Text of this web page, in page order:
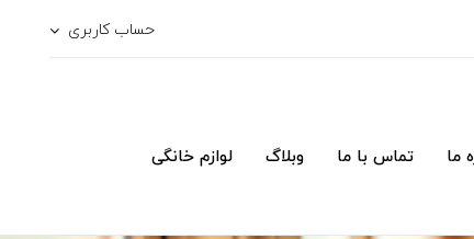
حساب کاربری
ما تماس با ما وبلاگ لوازم خانگی